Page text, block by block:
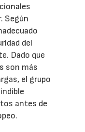
Según
del
Dado que
son más
el grupo
antes de